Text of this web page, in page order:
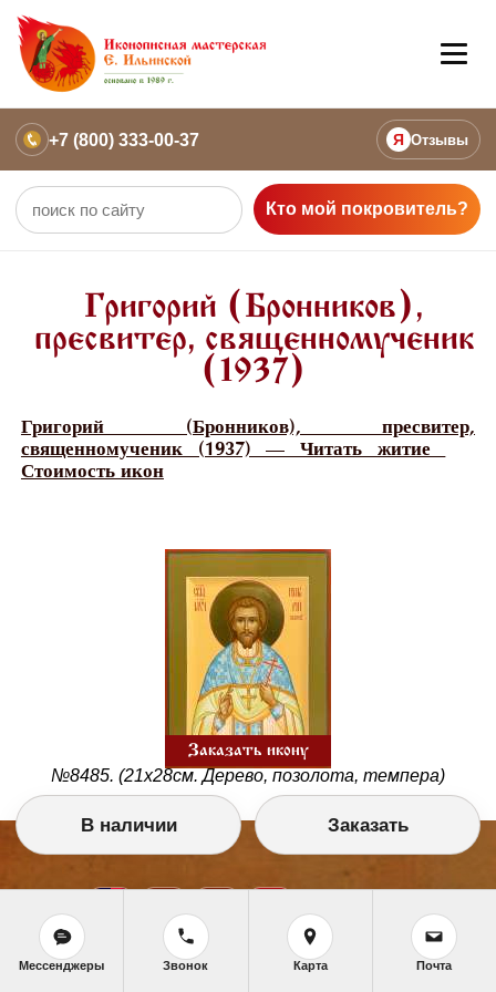
+7 (800) 333-00-37 Я Отзывы
Кто мой покровитель?
Григорий (Бронников),
пресвитер, священномученик
(1937)
Григорий (Бронников), пресвитер,
священномученик (1937) — Читать житие
Стоимость икон
Заказать икону
№8485. (21х28см. Дерево, позолота, темпера)
В наличии Заказать
Мессенджеры Звонок Карта Почта